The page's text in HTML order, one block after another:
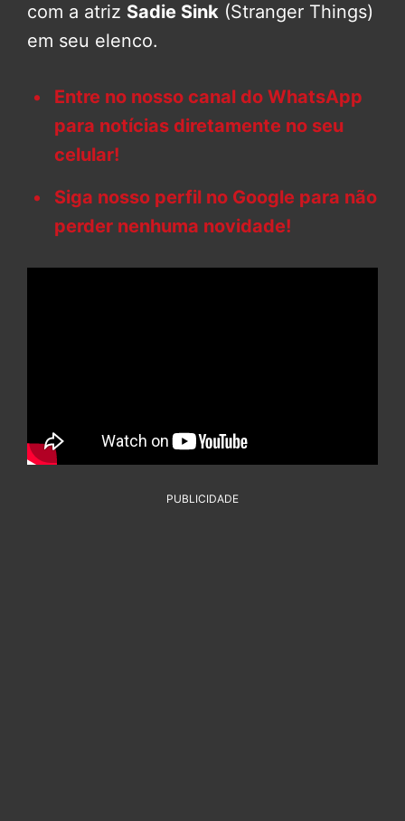
com a atriz Sadie Sink (Stranger Things)
em seu elenco.
Entre no nosso canal do WhatsApp
para notícias diretamente no seu
celular!
Siga nosso perfil no Google para não
perder nenhuma novidade!
PUBLICIDADE